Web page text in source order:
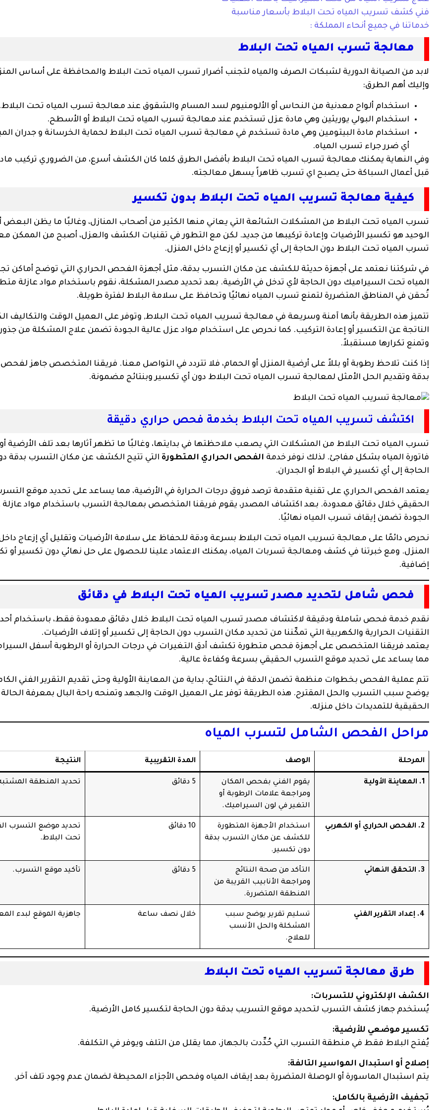
فني كشف تسريب المياه تحت البلاط بأسعار مناسبة
خدماتنا في جميع أنحاء المملكة :
معالجة تسرب المياه تحت البلاط
لابد من الصيانة الدورية لشبكات الصرف والمياه لتجنب أضرار تسرب المياه تحت البلاط والمحافظة على أساس
وإليك أهم الطرق:
استخدام ألواح معدنية من النحاس أو الألومنيوم لسد المسام والشقوق عند معالجة تسرب المياه تحت البلاط.
استخدام البولي يوريثين وهي مادة عزل تستخدم عند معالجة تسرب المياه تحت البلاط أو الأسطح.
استخدام مادة البيتومين وهي مادة تستخدم في معالجة تسرب المياه تحت البلاط لحماية الخرسانة و جدران
أي ضرر جراء تسرب المياه.
وفي النهاية يمكنك معالجة تسرب المياه تحت البلاط بأفضل الطرق كلما كان الكشف أسرع، من الضروري تركيب
قبل أعمال السباكة حتى يصبح اي تسرب ظاهراً يسهل معالجته.
كيفية معالجة تسريب المياه تحت البلاط بدون تكسير
تسرب المياه تحت البلاط من المشكلات الشائعة التي يعاني منها الكثير من أصحاب المنازل، وغالبًا ما يظن البعض
الوحيد هو تكسير الأرضيات وإعادة تركيبها من جديد. لكن مع التطور في تقنيات الكشف والعزل، أصبح من الممكن
تسرب المياه تحت البلاط دون الحاجة إلى أي تكسير أو إزعاج داخل المنزل.
في شركتنا نعتمد على أجهزة حديثة للكشف عن مكان التسرب بدقة، مثل أجهزة الفحص الحراري التي توضح أماكن
المياه تحت السيراميك دون الحاجة لأي تدخل في الأرضية. بعد تحديد مصدر المشكلة، نقوم باستخدام مواد عازلة
تُحقن في المناطق المتضررة لتمنع تسرب المياه نهائيًا وتحافظ على سلامة البلاط لفترة طويلة.
تتميز هذه الطريقة بأنها آمنة وسريعة في معالجة تسريب المياه تحت البلاط, وتوفر على العميل الوقت والتكاليف
الناتجة عن التكسير أو إعادة التركيب. كما نحرص على استخدام مواد عزل عالية الجودة تضمن علاج المشكلة من
وتمنع تكرارها مستقبلاً.
إذا كنت تلاحظ رطوبة أو بللاً على أرضية المنزل أو الحمام، فلا تتردد في التواصل معنا. فريقنا المتخصص جاهز لفحص
بدقة وتقديم الحل الأمثل لمعالجة تسرب المياه تحت البلاط دون أي تكسير وبنتائج مضمونة.
اكتشف تسريب المياه تحت البلاط بخدمة فحص حراري دقيقة
تسرب المياه تحت البلاط من المشكلات التي يصعب ملاحظتها في بدايتها، وغالبًا ما تظهر آثارها بعد تلف الأرضية أو
فاتورة المياه بشكل مفاجئ. لذلك نوفر خدمة الفحص الحراري المتطورة التي تتيح الكشف عن مكان التسرب بدقة
الحاجة إلى أي تكسير في البلاط أو الجدران.
يعتمد الفحص الحراري على تقنية متقدمة ترصد فروق درجات الحرارة في الأرضية، مما يساعد على تحديد موقع
الحقيقي خلال دقائق معدودة. بعد اكتشاف المصدر، يقوم فريقنا المتخصص بمعالجة التسرب باستخدام مواد عازلة
الجودة تضمن إيقاف تسرب المياه نهائيًا.
نحرص دائمًا على معالجة تسريب المياه تحت البلاط بسرعة ودقة للحفاظ على سلامة الأرضيات وتقليل أي إزعاج
المنزل. ومع خبرتنا في كشف ومعالجة تسربات المياه، يمكنك الاعتماد علينا للحصول على حل نهائي دون تكسير أو
إضافية.
فحص شامل لتحديد مصدر تسريب المياه تحت البلاط في دقائق
نقدم خدمة فحص شاملة ودقيقة لاكتشاف مصدر تسرب المياه تحت البلاط خلال دقائق معدودة فقط، باستخدام
التقنيات الحرارية والكهربية التي تمكّننا من تحديد مكان التسرب دون الحاجة إلى تكسير أو إتلاف الأرضيات.
يعتمد فريقنا المتخصص على أجهزة فحص متطورة تكشف أدق التغيرات في درجات الحرارة أو الرطوبة أسفل
مما يساعد على تحديد موقع التسرب الحقيقي بسرعة وكفاءة عالية.
تتم عملية الفحص بخطوات منظمة تضمن الدقة في النتائج، بداية من المعاينة الأولية وحتى تقديم التقرير الفني
يوضح سبب التسرب والحل المقترح. هذه الطريقة توفر على العميل الوقت والجهد وتمنحه راحة البال بمعرفة الحالة
الحقيقية للتمديدات داخل منزله.
مراحل الفحص الشامل لتسرب المياه
المرحلة الوصف المدة التقريبية النتيجة
1. المعاينة الأولية
يقوم الفني بفحص المكان
ومراجعة علامات الرطوبة أو
التغير في لون السيراميك.
5 دقائق تحديد المنطقة
2. الفحص الحراري أو الكهربي
استخدام الأجهزة المتطورة
للكشف عن مكان التسرب بدقة
دون تكسير.
10 دقائق
تحديد موضع التسرب
تحت البلاط.
3. التحقق النهائي
التأكد من صحة النتائج
ومراجعة الأنابيب القريبة من
المنطقة المتضررة.
5 دقائق تأكيد موقع التسرب.
4. إعداد التقرير الفني
تسليم تقرير يوضح سبب
المشكلة والحل الأنسب
للعلاج.
خلال نصف ساعة جاهزية الموقع لبدء
طرق معالجة تسريب المياه تحت البلاط
الكشف الإلكتروني للتسربات:
يُستخدم جهاز كشف التسرب لتحديد موقع التسريب بدقة دون الحاجة لتكسير كامل الأرضية.
تكسير موضعي للأرضية:
يُفتح البلاط فقط في منطقة التسرب التي حُدِّدت بالجهاز، مما يقلل من التلف ويوفر في التكلفة.
إصلاح أو استبدال المواسير التالفة:
يتم استبدال الماسورة أو الوصلة المتضررة بعد إيقاف المياه وفحص الأجزاء المحيطة لضمان عدم وجود تلف آخر.
تجفيف الأرضية بالكامل: